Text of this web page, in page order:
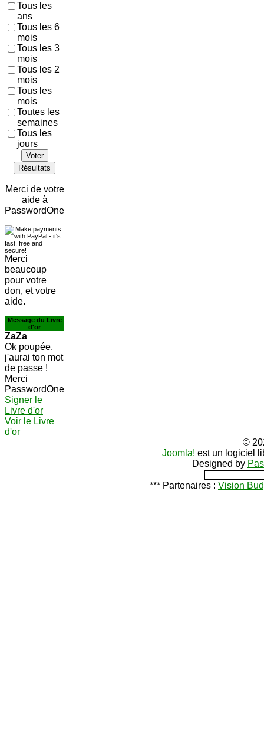
Tous les
ans
Tous les 6
mois
Tous les 3
mois
Tous les 2
mois
Tous les
mois
Toutes les
semaines
Tous les
jours
Voter
Résultats
Merci de votre
aide à
PasswordOne
Merci
beaucoup
pour votre
don, et votre
aide.
Message du Livre
d'or
ZaZa
Ok poupée,
j'aurai ton mot
de passe !
Merci
PasswordOne
Signer le
Livre d'or
Voir le Livre
d'or
©
Joomla! est un logiciel
Designed by
*** Partenaires : Vision